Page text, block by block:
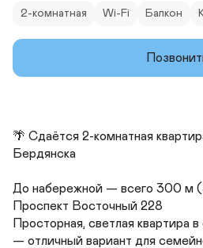
2-комнатная Wi-Fi Балкон
🌴 Сдаётся 2-комнатная
Бердянска
До набережной — всего 300 м
Проспект Восточный 228
Просторная, светлая квартира
— отличный вариант для